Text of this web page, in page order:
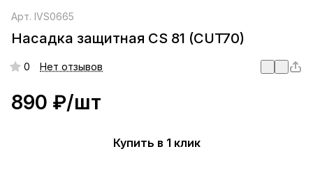
Арт. IVS0665
Насадка защитная СS 81 (CUT70)
0 Нет отзывов
890 ₽/шт
Купить в 1 клик